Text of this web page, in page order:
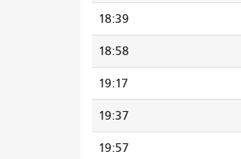
18:39
18:58
19:17
19:37
19:57